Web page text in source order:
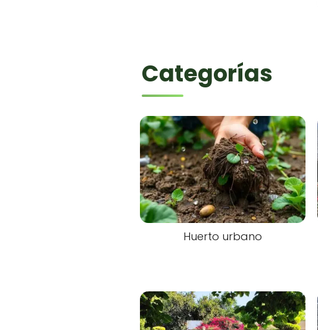
Categorías
Huerto urbano